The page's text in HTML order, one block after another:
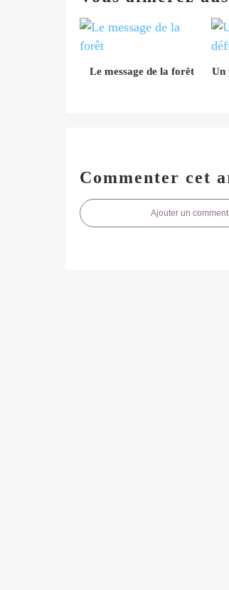
Le message de la forêt
Un
Commenter cet
Ajouter un